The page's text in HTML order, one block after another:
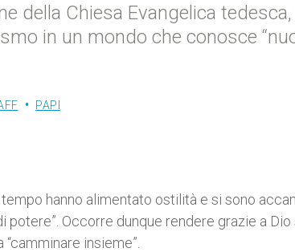
della Chiesa Evangelica
in un mondo che conosce
PAPI
hanno alimentato ostilità e si sono
potere”. Occorre dunque rendere grazie a
insieme”.